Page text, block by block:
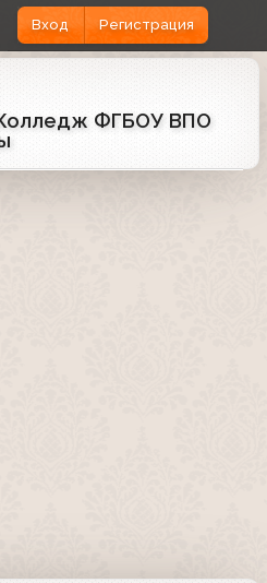
Вход Регистрация
ФГБОУ ВПО